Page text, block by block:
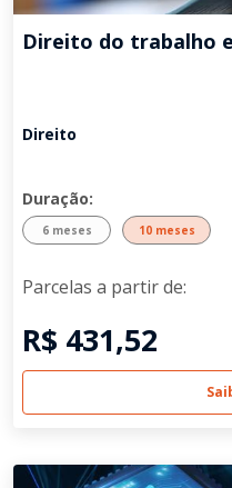
Direito do trabalho
Direito
Duração:
6 meses 10 meses
Parcelas a partir de:
R$ 431,52